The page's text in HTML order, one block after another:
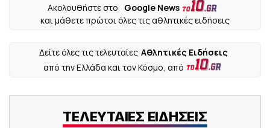
Ακολουθήστε στο
Google News
και μάθετε πρώτοι όλες τις αθλητικές ειδήσεις
Δείτε όλες τις τελευταίες Αθλητικές Ειδήσεις
από την Ελλάδα και τον Κόσμο, από
ΤΕΛΕΥΤΑΙΕΣ ΕΙΔΗΣΕΙΣ